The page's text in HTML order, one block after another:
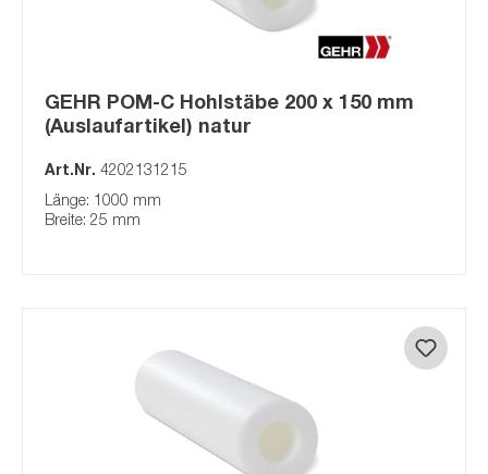
GEHR POM-C Hohlstäbe 200 x 150 mm
(Auslaufartikel) natur
Art.Nr. 4202131215
Länge: 1000 mm
Breite: 25 mm